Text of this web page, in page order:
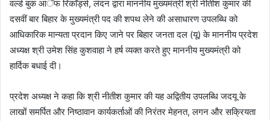
वर्ल्ड बुक आॅफ रिकाॅर्ड्स, लंदन द्वारा माननीय मुख्यमंत्री श्री नीतीश कुमार की
दसवीं बार बिहार के मुख्यमंत्री पद की शपथ लेने की असाधारण उपलब्धि को
आधिकारिक मान्यता प्रदान किए जाने पर बिहार जनता दल (यू) के माननीय प्रदेश
अध्यक्ष श्री उमेश सिंह कुशवाहा ने हर्ष व्यक्त करते हुए माननीय मुख्यमंत्री को
हार्दिक बधाई दी।
प्रदेश अध्यक्ष ने कहा कि श्री नीतीश कुमार की यह अद्वितीय उपलब्धि जदयू के
लाखों समर्पित और निष्ठावान कार्यकर्ताओं की निरंतर मेहनत, लगन और सक्रियता